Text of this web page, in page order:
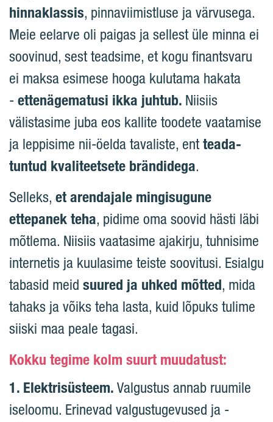
hinnaklassis, pinnaviimistluse ja värvusega.
Meie eelarve oli paigas ja sellest üle minna ei
soovinud, sest teadsime, et kogu finantsvaru
ei maksa esimese hooga kulutama hakata
- ettenägematusi ikka juhtub. Niisiis
välistasime juba eos kallite toodete vaatamise
ja leppisime nii-öelda tavaliste, entteada-
tuntud kvaliteetsete brändidega.
Selleks, et arendajale mingisugune
ettepanek teha, pidime oma soovid hästi läbi
mõtlema. Niisiis vaatasime ajakirju, tuhnisime
internetis ja kuulasime teiste soovitusi. Esialgu
tabasid meid suured ja uhked mõtted, mida
tahaks ja võiks teha lasta, kuid lõpuks tulime
siiski maa peale tagasi.
Kokku tegime kolm suurt muudatust:
1. Elektrisüsteem. Valgustus annab ruumile
iseloomu. Erinevad valgustugevused ja -